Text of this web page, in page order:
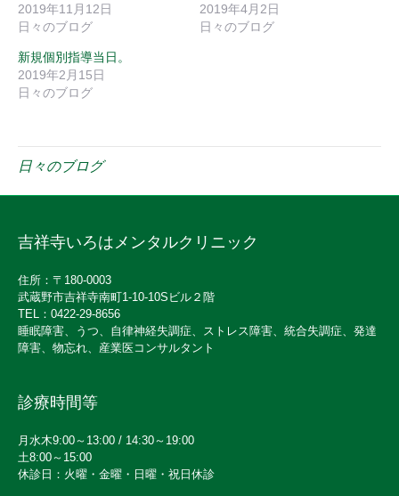
2019年11月12日
日々のブログ
2019年4月2日
日々のブログ
新規個別指導当日。
2019年2月15日
日々のブログ
日々のブログ
吉祥寺いろはメンタルクリニック
住所：〒180-0003
武蔵野市吉祥寺南町1-10-10Sビル２階
TEL：0422-29-8656
睡眠障害、うつ、自律神経失調症、ストレス障害、統合失調症、発達
障害、物忘れ、産業医コンサルタント
診療時間等
月水木9:00～13:00 / 14:30～19:00
土8:00～15:00
休診日：火曜・金曜・日曜・祝日休診